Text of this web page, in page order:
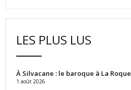
LES PLUS LUS
À Silvacane : le baroque à La Roque
1 août 2026